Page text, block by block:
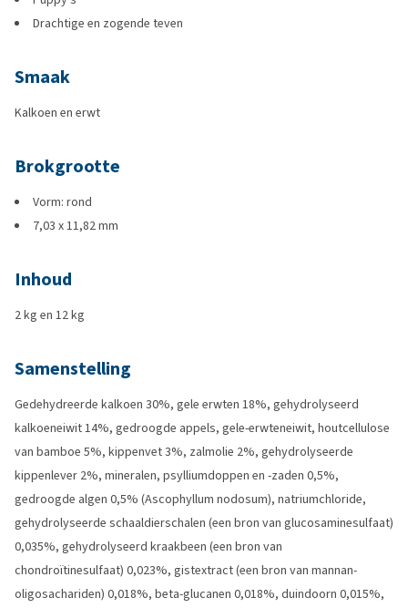
Drachtige en zogende teven
Smaak
Kalkoen en erwt
Brokgrootte
Vorm: rond
7,03 x 11,82 mm
Inhoud
2 kg en 12 kg
Samenstelling
Gedehydreerde kalkoen 30%, gele erwten 18%, gehydrolyseerd
kalkoeneiwit 14%, gedroogde appels, gele-erwteneiwit, houtcellulose
van bamboe 5%, kippenvet 3%, zalmolie 2%, gehydrolyseerde
kippenlever 2%, mineralen, psylliumdoppen en -zaden 0,5%,
gedroogde algen 0,5% (Ascophyllum nodosum), natriumchloride,
gehydrolyseerde schaaldierschalen (een bron van glucosaminesulfaat)
0,035%, gehydrolyseerd kraakbeen (een bron van
chondroïtinesulfaat) 0,023%, gistextract (een bron van mannan-
oligosachariden) 0,018%, beta-glucanen 0,018%, duindoorn 0,015%,